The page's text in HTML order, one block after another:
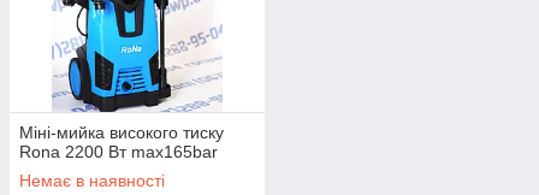
Мобільність – висока компактність та ергономічна
форма агрегатів забезпечують зручність в експлуатації.
Можливості — запропоновані пристрої можна
використовуватиме рішення як побутових, і
Міні-мийка високого тиску
Rona 2200 Вт max165bar
Немає в наявності